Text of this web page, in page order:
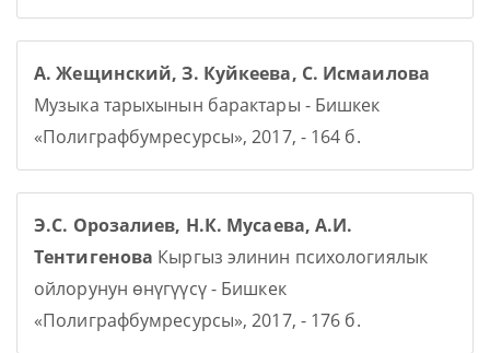
А. Жещинский, З. Куйкеева, С. Исмаилова
Музыка тарыхынын барактары - Бишкек
«Полиграфбумресурсы», 2017, - 164 б.
Э.С. Орозалиев, Н.К. Мусаева, А.И.
Тентигенова Кыргыз элинин психологиялык
ойлорунун өнүгүүсү - Бишкек
«Полиграфбумресурсы», 2017, - 176 б.